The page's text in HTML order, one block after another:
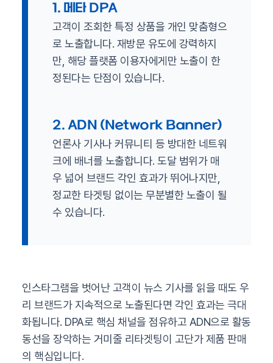
1. 메타 DPA
고객이 조회한 특정 상품을 개인 맞춤형으
로 노출합니다. 재방문 유도에 강력하지
만, 해당 플랫폼 이용자에게만 노출이 한
정된다는 단점이 있습니다.
2. ADN (Network Banner)
언론사 기사나 커뮤니티 등 방대한 네트워
크에 배너를 노출합니다. 도달 범위가 매
우 넓어 브랜드 각인 효과가 뛰어나지만,
정교한 타겟팅 없이는 무분별한 노출이 될
수 있습니다.
인스타그램을 벗어난 고객이 뉴스 기사를 읽을 때도 우
리 브랜드가 지속적으로 노출된다면 각인 효과는 극대
화됩니다. DPA로 핵심 채널을 점유하고 ADN으로 활동
동선을 장악하는 거미줄 리타겟팅이 고단가 제품 판매
의 핵심입니다.